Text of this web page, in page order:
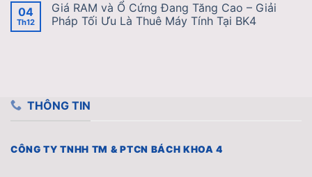
04
Th12
Giá RAM và Ổ Cứng Đang Tăng Cao – Giải
Pháp Tối Ưu Là Thuê Máy Tính Tại BK4
THÔNG TIN
CÔNG TY TNHH TM & PTCN BÁCH KHOA 4